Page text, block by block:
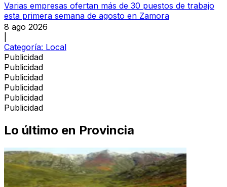
Varias empresas ofertan más de 30 puestos de trabajo
esta primera semana de agosto en Zamora
8 ago 2026
Categoría: Local
Publicidad
Publicidad
Publicidad
Publicidad
Publicidad
Publicidad
Lo último en Provincia